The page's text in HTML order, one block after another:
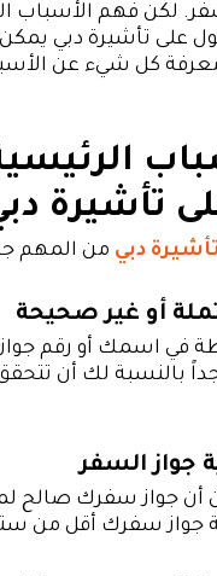
لكن فهم الأسباب
على تأشيرة دبي
معرفة كل شيء عن
تأشيرة
دبي من المهم
أو غير صحيحة
في اسمك أو رقم
بالنسبة لك أن
جواز السفر
أن جواز سفرك صالح
جواز سفرك أقل من